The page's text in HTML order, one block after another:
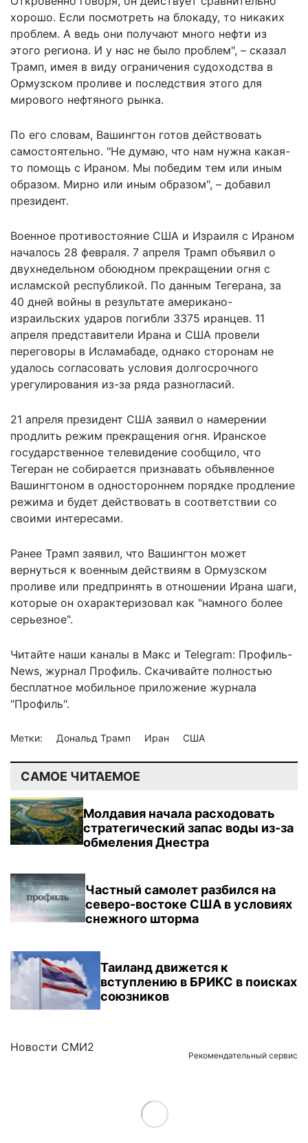
хорошо. Если посмотреть на блокаду, то никаких
проблем. А ведь они получают много нефти из
этого региона. И у нас не было проблем", – сказал
Трамп, имея в виду ограничения судоходства в
Ормузском проливе и последствия этого для
мирового нефтяного рынка.
По его словам, Вашингтон готов действовать
самостоятельно. "Не думаю, что нам нужна какая-
то помощь с Ираном. Мы победим тем или иным
образом. Мирно или иным образом", – добавил
президент.
Военное противостояние США и Израиля с Ираном
началось 28 февраля. 7 апреля Трамп объявил о
двухнедельном обоюдном прекращении огня с
исламской республикой. По данным Тегерана, за
40 дней войны в результате американо-
израильских ударов погибли 3375 иранцев. 11
апреля представители Ирана и США провели
переговоры в Исламабаде, однако сторонам не
удалось согласовать условия долгосрочного
урегулирования из-за ряда разногласий.
21 апреля президент США заявил о намерении
продлить режим прекращения огня. Иранское
государственное телевидение сообщило, что
Тегеран не собирается признавать объявленное
Вашингтоном в одностороннем порядке продление
режима и будет действовать в соответствии со
своими интересами.
Ранее Трамп заявил, что Вашингтон может
вернуться к военным действиям в Ормузском
проливе или предпринять в отношении Ирана шаги,
которые он охарактеризовал как "намного более
серьезное".
Читайте наши каналы в Макс и Telegram: Профиль-
News, журнал Профиль. Скачивайте полностью
бесплатное мобильное приложение журнала
"Профиль".
Метки: Дональд Трамп Иран США
САМОЕ ЧИТАЕМОЕ
Молдавия начала расходовать
стратегический запас воды из-за
обмеления Днестра
Частный самолет разбился на
северо-востоке США в условиях
снежного шторма
Таиланд движется к
вступлению в БРИКС в поисках
союзников
Новости СМИ2
Рекомендательный сервис
Load More